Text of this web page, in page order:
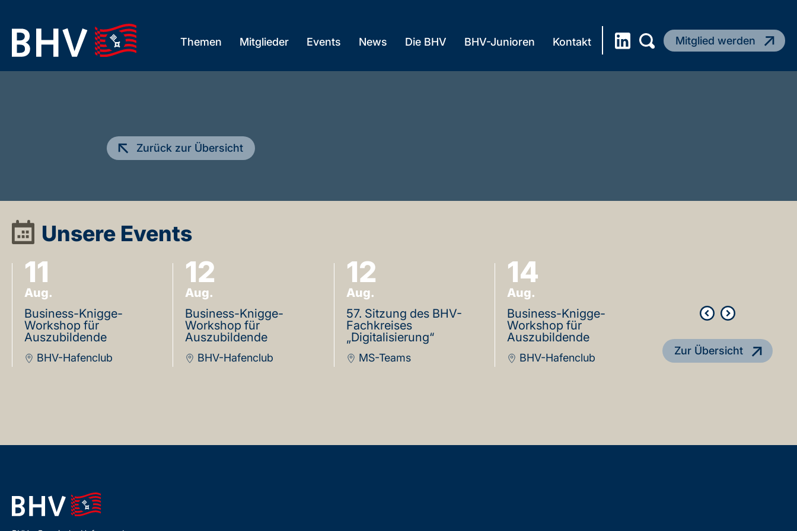
Themen Mitglieder Events News Die BHV BHV-Junioren Kontakt Mitglied werden
Zurück zur Übersicht
Unsere Events
11
Aug.
Business-Knigge-
Workshop für
Auszubildende
BHV-Hafenclub
12
Aug.
Business-Knigge-
Workshop für
Auszubildende
BHV-Hafenclub
12
Aug.
57. Sitzung des BHV-
Fachkreises
„Digitalisierung“
MS-Teams
14
Aug.
Business-Knigge-
Workshop für
Auszubildende
BHV-Hafenclub
59. Kapitänstag
Zur Übersicht